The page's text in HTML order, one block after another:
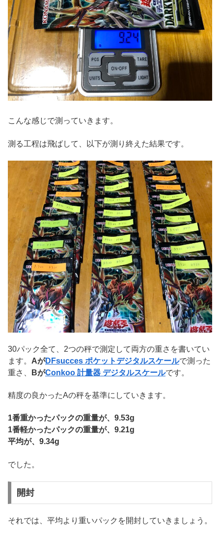
こんな感じで測っていきます。
測る工程は飛ばして、以下が測り終えた結果です。
30パック全て、2つの秤で測定して両方の重さを書いてい
ます。 AがDFsucces ポケットデジタルスケールで測った
重さ、
BがConkoo 計量器 デジタルスケールです。
精度の良かったAの秤を基準にしていきます。
1番重かったパックの重量が、9.53g
1番軽かったパックの重量が、9.21g
平均が、9.34g
でした。
開封
それでは、平均より重いパックを開封していきましょう。